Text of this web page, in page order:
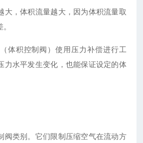
大，体积流量越大，因为体积流量取
体积控制阀）使用压力补偿进行工
力水平发生变化，也能保证设定的体
阀类别。它们限制压缩空气在流动方